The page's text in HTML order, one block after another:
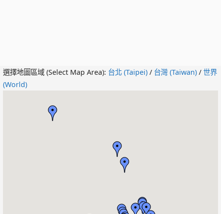
選擇地圖區域 (Select Map Area): 台北 (Taipei) / 台灣 (Taiwan) /世界
(World)